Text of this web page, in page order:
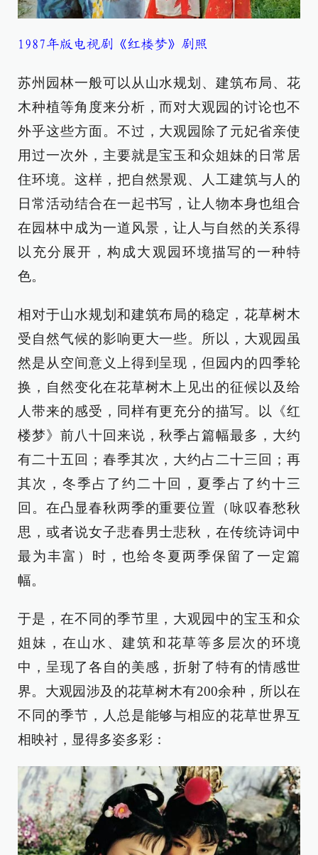
1987年版电视剧《红楼梦》剧照
苏州园林一般可以从山水规划、建筑布局、花
木种植等角度来分析，而对大观园的讨论也不
外乎这些方面。不过，大观园除了元妃省亲使
用过一次外，主要就是宝玉和众姐妹的日常居
住环境。这样，把自然景观、人工建筑与人的
日常活动结合在一起书写，让人物本身也组合
在园林中成为一道风景，让人与自然的关系得
以充分展开，构成大观园环境描写的一种特
色。
相对于山水规划和建筑布局的稳定，花草树木
受自然气候的影响更大一些。所以，大观园虽
然是从空间意义上得到呈现，但园内的四季轮
换，自然变化在花草树木上见出的征候以及给
人带来的感受，同样有更充分的描写。以《红
楼梦》前八十回来说，秋季占篇幅最多，大约
有二十五回；春季其次，大约占二十三回；再
其次，冬季占了约二十回，夏季占了约十三
回。在凸显春秋两季的重要位置（咏叹春愁秋
思，或者说女子悲春男士悲秋，在传统诗词中
最为丰富）时，也给冬夏两季保留了一定篇
幅。
于是，在不同的季节里，大观园中的宝玉和众
姐妹，在山水、建筑和花草等多层次的环境
中，呈现了各自的美感，折射了特有的情感世
界。大观园涉及的花草树木有200余种，所以在
不同的季节，人总是能够与相应的花草世界互
相映衬，显得多姿多彩：